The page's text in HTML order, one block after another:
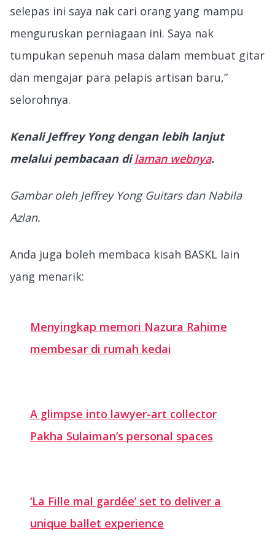
selepas ini saya nak cari orang yang mampu
menguruskan perniagaan ini. Saya nak
tumpukan sepenuh masa dalam membuat gitar
dan mengajar para pelapis artisan baru,”
selorohnya.
Kenali Jeffrey Yong dengan lebih lanjut
melalui pembacaan dilaman webnya.
Gambar oleh Jeffrey Yong Guitars dan Nabila
Azlan.
Anda juga boleh membaca kisah BASKL lain
yang menarik:
Menyingkap memori Nazura Rahime
membesar di rumah kedai
A glimpse into lawyer-art collector
Pakha Sulaiman’s personal spaces
‘La Fille mal gardée’ set to deliver a
unique ballet experience